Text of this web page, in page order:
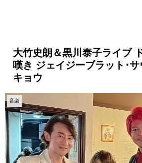
大竹史朗＆黒川泰子ライブ
嘆き ジェイジーブラット･
キョウ
音楽